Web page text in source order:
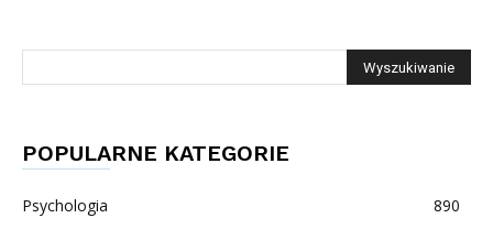
POPULARNE KATEGORIE
Psychologia
890